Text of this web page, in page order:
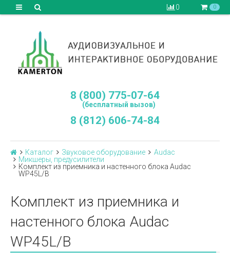
0 0
8 (800) 775-07-64
(бесплатный вызов)
8 (812) 606-74-84
Каталог Звуковое оборудование
Audac
Микшеры, предусилители
Комплект из приемника и настенного блока Audac
WP45L/B
Комплект из приемника и
настенного блока Audac
WP45L/B